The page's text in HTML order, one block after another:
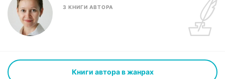
3 КНИГИ АВТОРА
Книги автора в жанрах